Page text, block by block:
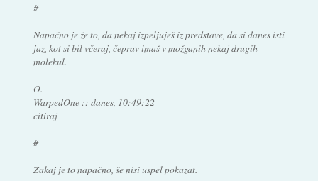
#
Napačno je že to, da nekaj izpeljuješ iz predstave, da si danes isti
jaz, kot si bil včeraj, čeprav imaš v možganih nekaj drugih
molekul.
O.
WarpedOne :: danes, 10:49:22
citiraj
#
Zakaj je to napačno, še nisi uspel pokazat.